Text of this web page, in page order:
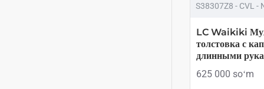
S38307Z8 - CVL -
LC Waikiki
толстовка с
длинными
625 000 soʻm